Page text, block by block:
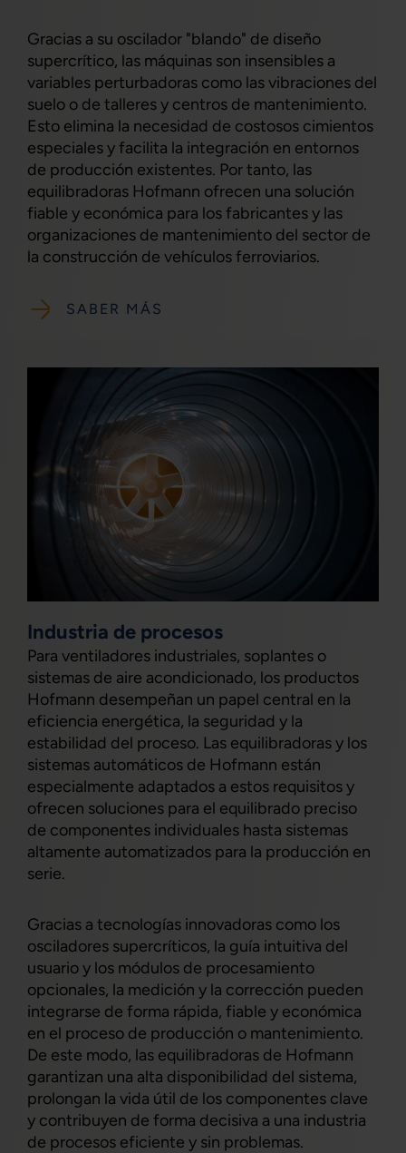
Gracias a su oscilador "blando" de diseño
supercrítico, las máquinas son insensibles a
variables perturbadoras como las vibraciones del
suelo o de talleres y centros de mantenimiento.
Esto elimina la necesidad de costosos cimientos
especiales y facilita la integración en entornos
de producción existentes. Por tanto, las
equilibradoras Hofmann ofrecen una solución
fiable y económica para los fabricantes y las
organizaciones de mantenimiento del sector de
la construcción de vehículos ferroviarios.
SABER MÁS
Industria de procesos
Para ventiladores industriales, soplantes o
sistemas de aire acondicionado, los productos
Hofmann desempeñan un papel central en la
eficiencia energética, la seguridad y la
estabilidad del proceso. Las equilibradoras y los
sistemas automáticos de Hofmann están
especialmente adaptados a estos requisitos y
ofrecen soluciones para el equilibrado preciso
de componentes individuales hasta sistemas
altamente automatizados para la producción en
serie.
Gracias a tecnologías innovadoras como los
osciladores supercríticos, la guía intuitiva del
usuario y los módulos de procesamiento
opcionales, la medición y la corrección pueden
integrarse de forma rápida, fiable y económica
en el proceso de producción o mantenimiento.
De este modo, las equilibradoras de Hofmann
garantizan una alta disponibilidad del sistema,
prolongan la vida útil de los componentes clave
y contribuyen de forma decisiva a una industria
de procesos eficiente y sin problemas.